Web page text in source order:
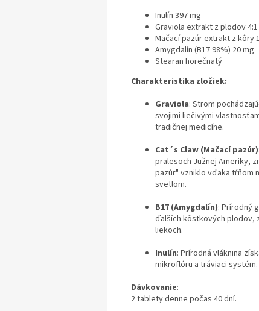
Inulín 397 mg
Graviola extrakt z plodov
Mačací pazúr extrakt z kôry
Amygdalín (B17 98%) 20 mg
Stearan horečnatý
Charakteristika zložiek:
Graviola: Strom
svojimi liečivými
tradičnej medicíne.
Cat´s Claw (Mačací pazúr)
pralesoch Južnej Ameriky,
pazúr" vzniklo vďaka tŕňom
svetlom.
B17 (Amygdalín): Prírodný
ďalších kôstkových plodov,
liekoch.
Inulín: Prírodná vláknina
mikroflóru a tráviaci systém.
Dávkovanie:
2 tablety denne počas 40 dní.